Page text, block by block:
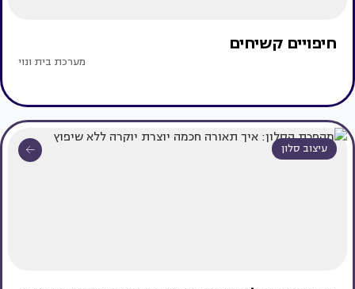
חיפויים קשיחים
מערכת בית ונוי
עיצוב סלון